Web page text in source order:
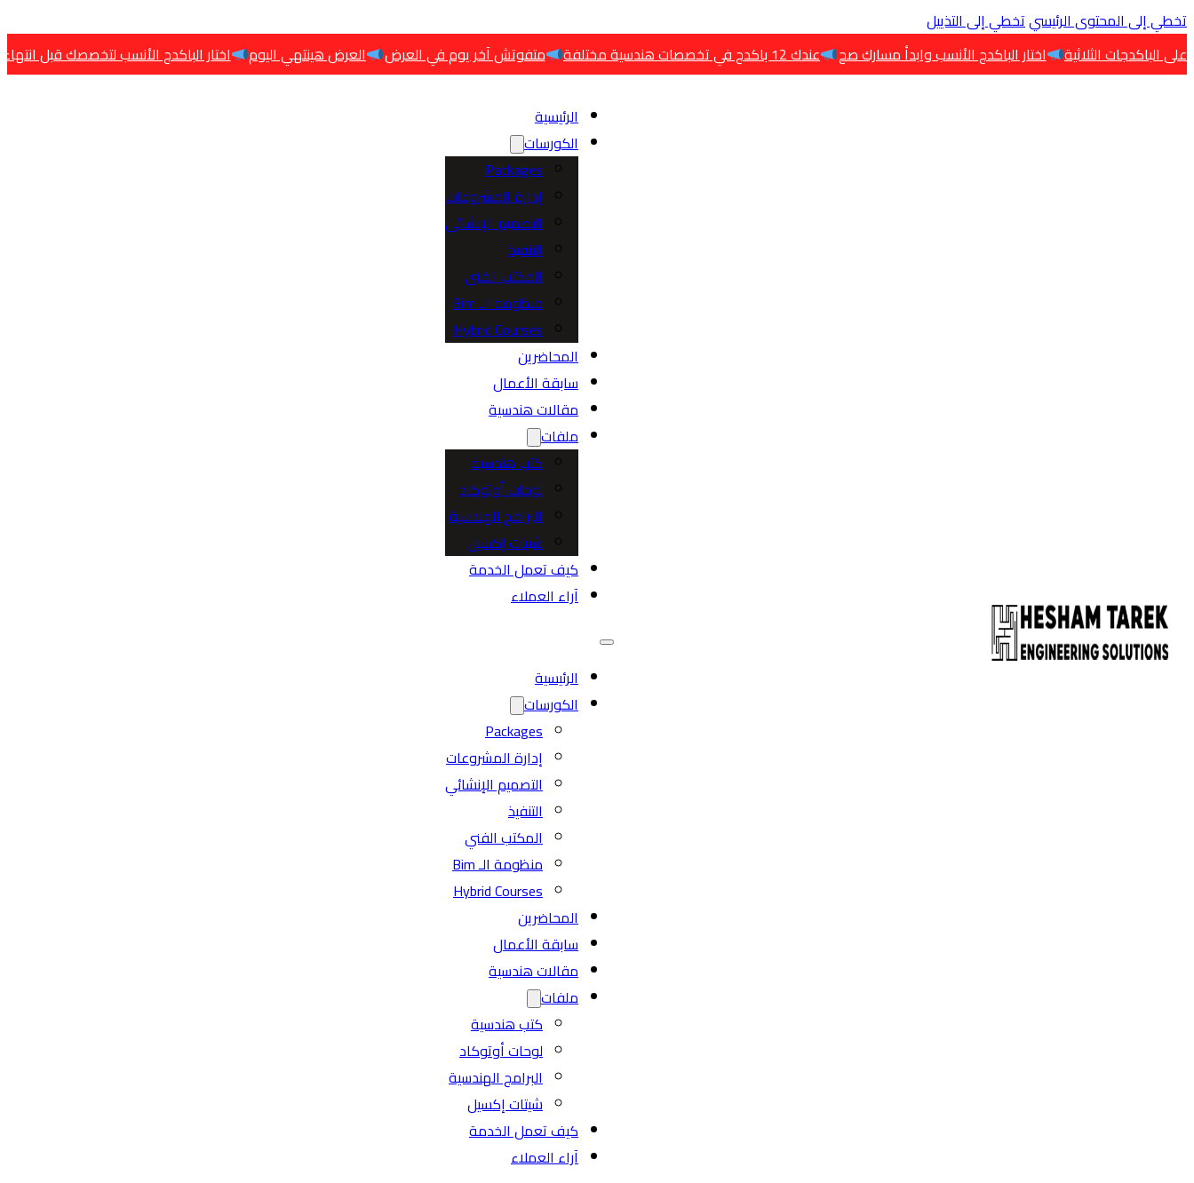
تخطي إلى المحتوى الرئيسيتخطي إلى التذييل
اختار الباكدج الأنسب وابدأ مسارك صح
عندك 12 باكدج في تخصصات هندسية مختلفة متفوتش آخر يوم في العرض العرض هينتهي اليوم اختار الباكدج الأنسب لتخصصك قبل انتهاء العرض الساعة
الرئيسية
الكورسات
Packages
إدارة المشروعات
التصميم الإنشائي
التنفيذ
المكتب الفني
منظومة الـ Bim
Hybrid Courses
المحاضرين
سابقة الأعمال
مقالات هندسية
ملفات
كتب هندسية
لوحات أوتوكاد
البرامج الهندسية
شيتات إكسيل
كيف تعمل الخدمة
آراء العملاء
الرئيسية
الكورسات
Packages
إدارة المشروعات
التصميم الإنشائي
التنفيذ
المكتب الفني
منظومة الـ Bim
Hybrid Courses
المحاضرين
سابقة الأعمال
مقالات هندسية
ملفات
كتب هندسية
لوحات أوتوكاد
البرامج الهندسية
شيتات إكسيل
كيف تعمل الخدمة
آراء العملاء